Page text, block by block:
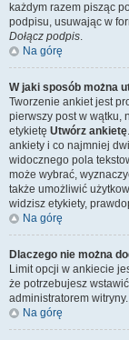
każdym razem pisząc
podpisu, usuwając w
Dołącz podpis.
Na górę
W jaki sposób można
Tworzenie ankiet jest
pierwszy post w wątku,
etykietę Utwórz ankietę
ankiety i co najmniej
widocznego pola
może wybrać,
także umożliwić
widzisz etykiety,
Na górę
Dlaczego nie można
Limit opcji w ankiecie
że potrzebujesz
administratorem witryny.
Na górę